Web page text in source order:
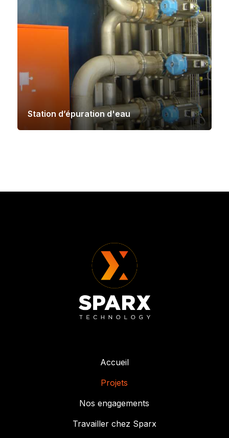
Station d’épuration d'eau
Accueil
Projets
Nos engagements
Travailler chez Sparx